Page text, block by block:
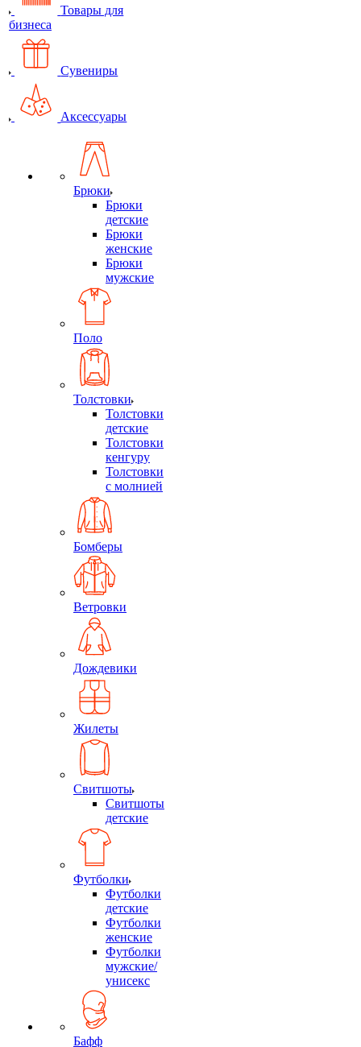
Товары для
бизнеса
Сувениры
Аксессуары
Брюки
Брюки
детские
Брюки
женские
Брюки
мужские
Поло
Толстовки
Толстовки
детские
Толстовки
кенгуру
Толстовки
с молнией
Бомберы
Ветровки
Дождевики
Жилеты
Свитшоты
Свитшоты
детские
Футболки
Футболки
детские
Футболки
женские
Футболки
мужские/
унисекс
Бафф